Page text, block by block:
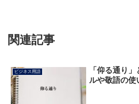
関連記事
ビジネス用語
「仰る通り
ルや敬語の使